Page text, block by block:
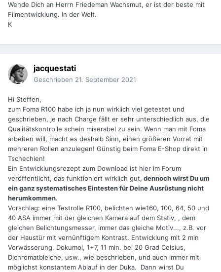
Wende Dich an Herrn Friedeman Wachsmut, er ist der beste mit
Filmentwicklung. In der Welt.
K
jacquestati
Geschrieben 21. September 2021
Hi Steffen,
zum Foma R100 habe ich ja nun wirklich viel getestet und
geschrieben, je nach Charge fällt er sehr unterschiedlich aus, die
Qualitätskontrolle schein miserabel zu sein. Wenn man mit Foma
arbeiten will, macht es deshalb Sinn, einen größeren Vorrat mit
mehreren Rollen anzulegen! Günstig beim Foma E-Shop direkt in
Tschechien!
Ein Entwicklungsrezept zum Download ist hier im Forum
veröffentlicht, das funktioniert wirklich gut, dennoch wirst Du um
ein ganz systematisches Eintesten für Deine Ausrüstung nicht
herumkommen.
Vorschlag: eine Testrolle R100, belichten wie160, 100, 64, 50 und
40 ASA immer mit der gleichen Kamera auf dem Stativ, , dem
gleichen Belichtungsmesser, immer das gleiche Motiv..., z.B. vor
der Haustür mit vernünftigem Kontrast. Entwicklung mit 2 min
Vorwässerung, Dokumol, 1+7, 11 min. bei 20 Grad Celsius,
Dichromatbleiche, usw., wie beschrieben, und auch immer mit
möglichst konstantem Ablauf in der Duka. Dann wirst Du